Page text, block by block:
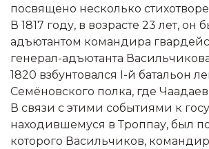
посвящено несколько
В 1817 году, в возрасте 23 лет, он
адъютантом командира
генерал-адъютанта
1820 взбунтовался I-й батальон
Семёновского полка, где
В связи с этими событиями к
находившемуся в Троппау, был
которого Васильчиков,